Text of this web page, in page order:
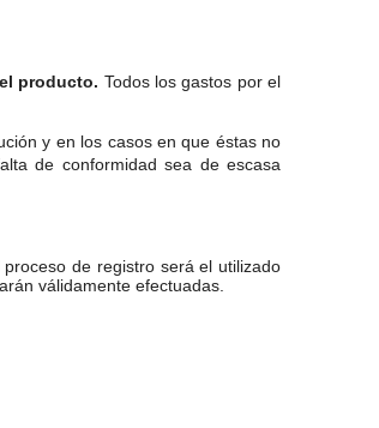
producto. Todos los gastos por el
y en los casos en que éstas no
de conformidad sea de escasa
de registro será el utilizado
válidamente efectuadas.